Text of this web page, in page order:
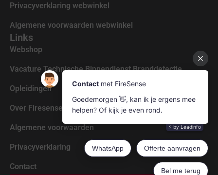
Privacyverklaring webwinkel
Algemene voorwaarden webwinkel
Links
Webshop
Vacature Technische Binnendienst Branddetectie
Opleidingen
Over Firesense
Algemene voorwaarden
Privacyverklaring
Contact